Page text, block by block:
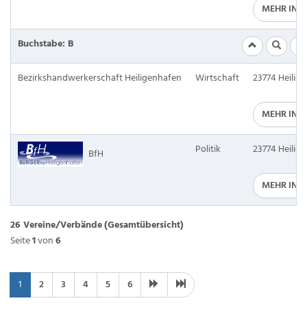
MEHR
Buchstabe: B
Bezirkshandwerkerschaft Heiligenhafen Wirtschaft 23774
MEHR
BfH Politik 23774
MEHR
26 Vereine/Verbände(Gesamtübersicht)
Seite1von6
1 2 3 4 5 6